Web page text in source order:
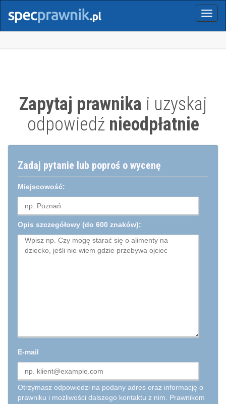
Menu
Zapytaj prawnika i uzyskaj
odpowiedźnieodpłatnie
Zadaj pytanie lub poproś o wycenę
Miejscowość:
Opis szczegółowy (do 600 znaków):
E-mail
Otrzymasz odpowiedzi na podany adres oraz informację o
prawniku i możliwości dalszego kontaktu z nim. Prawnikom